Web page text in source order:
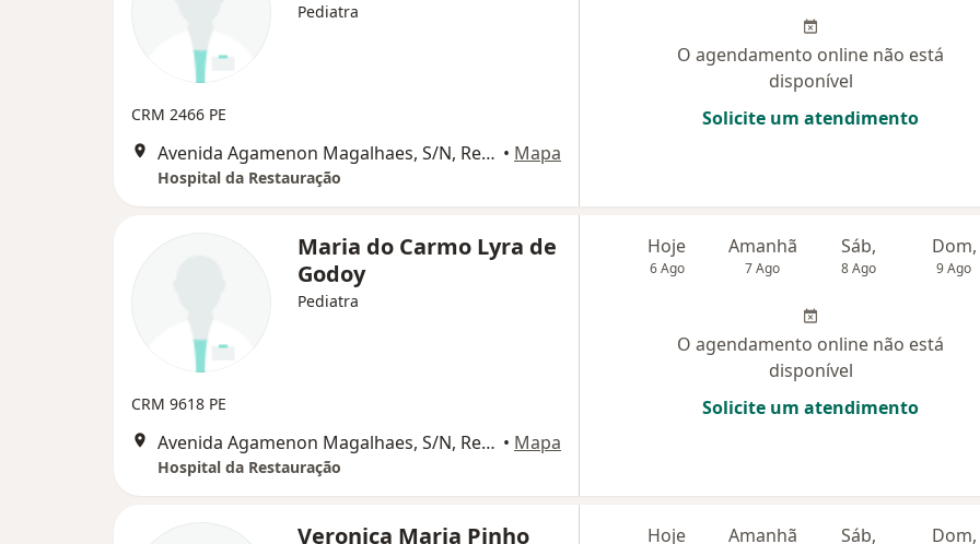
Pediatra
CRM 2466 PE
Avenida Agamenon Magalhaes, S/N, Recife • Mapa
Hospital da Restauração
O agendamento online não está
disponível
Solicite um atendimento
Maria do Carmo Lyra de
Godoy
Pediatra
CRM 9618 PE
Avenida Agamenon Magalhaes, S/N, Recife • Mapa
Hospital da Restauração
Hoje
6 Ago
Amanhã
7 Ago
Sáb,
8 Ago
Dom,
9 Ago
O agendamento online não está
disponível
Solicite um atendimento
Veronica Maria Pinho Hoje Amanhã Sáb, Dom,